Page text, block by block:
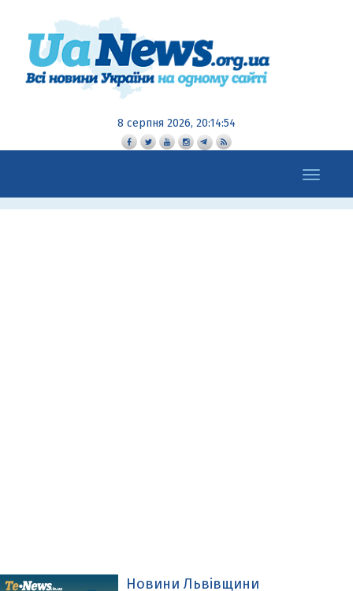
8 серпня 2026, 20:14:54
Toggle
navigation
Новини Львівщини